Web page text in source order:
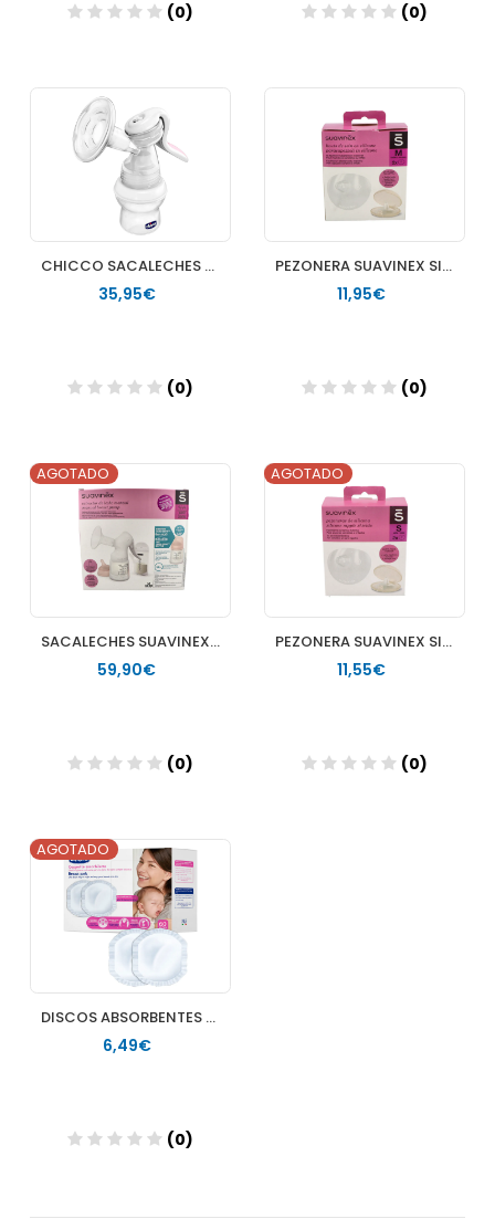
(0)
Añadir
(0)
CHICCO SACALECHES MANUAL TETINA SILICONA NATURAL FEELING 0M+
35,95€
(0)
Añadir
PEZONERA SUAVINEX SILICONA TALLA M 2 U
11,95€
(0)
Añadir
SACALECHES SUAVINEX EXTRACTOR DE LECHE MANUAL 1 UNIDAD
59,90€
AGOTADO
(0)
PEZONERA SUAVINEX SILICONA TALLA S 2 U
11,55€
AGOTADO
(0)
DISCOS ABSORBENTES LACTANCIA CHICCO FISIOLOGICO 60 U
6,49€
AGOTADO
(0)